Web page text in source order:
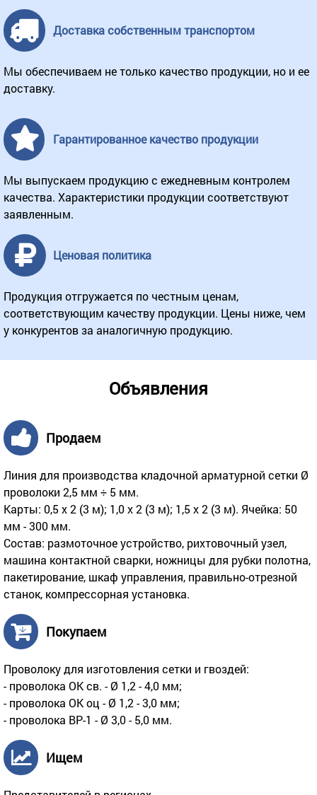
Доставка собственным транспортом
Мы обеспечиваем не только качество продукции, но и ее
доставку.
Гарантированное качество продукции
Мы выпускаем продукцию с ежедневным контролем
качества. Характеристики продукции соответствуют
заявленным.
Ценовая политика
Продукция отгружается по честным ценам,
соответствующим качеству продукции. Цены ниже, чем
у конкурентов за аналогичную продукцию.
Объявления
Продаем
Линия для производства кладочной арматурной сетки Ø
проволоки 2,5 мм ÷ 5 мм.
Карты: 0,5 х 2 (3 м); 1,0 х 2 (3 м); 1,5 х 2 (3 м). Ячейка: 50
мм - 300 мм.
Состав: размоточное устройство, рихтовочный узел,
машина контактной сварки, ножницы для рубки полотна,
пакетирование, шкаф управления, правильно-отрезной
станок, компрессорная установка.
Покупаем
Проволоку для изготовления сетки и гвоздей:
- проволока ОК св. - Ø 1,2 - 4,0 мм;
- проволока ОК оц - Ø 1,2 - 3,0 мм;
- проволока ВР-1 - Ø 3,0 - 5,0 мм.
Ищем